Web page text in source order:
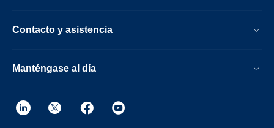
Contacto y asistencia
Manténgase al día